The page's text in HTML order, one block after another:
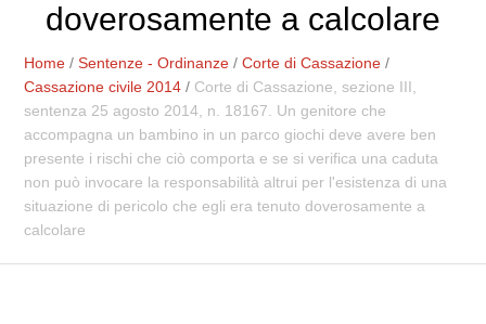
doverosamente a calcolare
Home /Sentenze - Ordinanze /Corte di Cassazione /
Cassazione civile 2014 / Corte di Cassazione, sezione III,
sentenza 25 agosto 2014, n. 18167. Un genitore che
accompagna un bambino in un parco giochi deve avere ben
presente i rischi che ciò comporta e se si verifica una caduta
non può invocare la responsabilità altrui per l'esistenza di una
situazione di pericolo che egli era tenuto doverosamente a
calcolare